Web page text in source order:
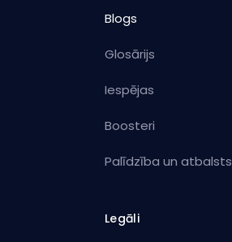
Blogs
Glosārijs
Iespējas
Boosteri
Palīdzība un atbalsts
Legāli